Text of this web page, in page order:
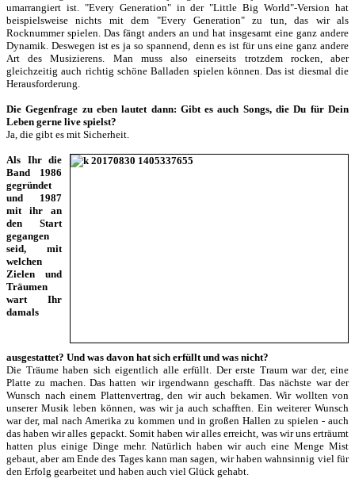
umarrangiert ist. "Every Generation" in der "Little Big World"-Version hat
beispielsweise nichts mit dem "Every Generation" zu tun, das wir als
Rocknummer spielen. Das fängt anders an und hat insgesamt eine ganz andere
Dynamik. Deswegen ist es ja so spannend, denn es ist für uns eine ganz andere
Art des Musizierens. Man muss also einerseits trotzdem rocken, aber
gleichzeitig auch richtig schöne Balladen spielen können. Das ist diesmal die
Herausforderung.
Die Gegenfrage zu eben lautet dann: Gibt es auch Songs, die Du für Dein
Leben gerne live spielst?
Ja, die gibt es mit Sicherheit.
Als Ihr die
Band 1986
gegründet
und 1987
mit ihr an
den Start
gegangen
seid, mit
welchen
Zielen und
Träumen
wart Ihr
damals
ausgestattet? Und was davon hat sich erfüllt und was nicht?
Die Träume haben sich eigentlich alle erfüllt. Der erste Traum war der, eine
Platte zu machen. Das hatten wir irgendwann geschafft. Das nächste war der
Wunsch nach einem Plattenvertrag, den wir auch bekamen. Wir wollten von
unserer Musik leben können, was wir ja auch schafften. Ein weiterer Wunsch
war der, mal nach Amerika zu kommen und in großen Hallen zu spielen - auch
das haben wir alles gepackt. Somit haben wir alles erreicht, was wir uns erträumt
hatten plus einige Dinge mehr. Natürlich haben wir auch eine Menge Mist
gebaut, aber am Ende des Tages kann man sagen, wir haben wahnsinnig viel für
den Erfolg gearbeitet und haben auch viel Glück gehabt.